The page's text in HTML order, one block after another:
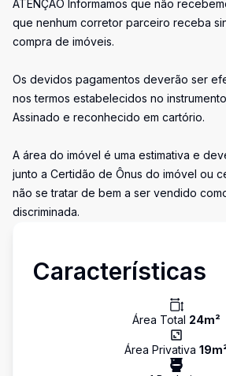
ATENÇÃO Informamos que não
que nenhum corretor parceiro receba
compra de imóveis.
Os devidos pagamentos deverão ser
nos termos estabelecidos no
Assinado e reconhecido em cartório.
A área do imóvel é uma estimativa e
junto a Certidão de Ônus do imóvel ou
não se tratar de bem a ser vendido
discriminada.
Características
Área Total 24m²
Área Privativa 19